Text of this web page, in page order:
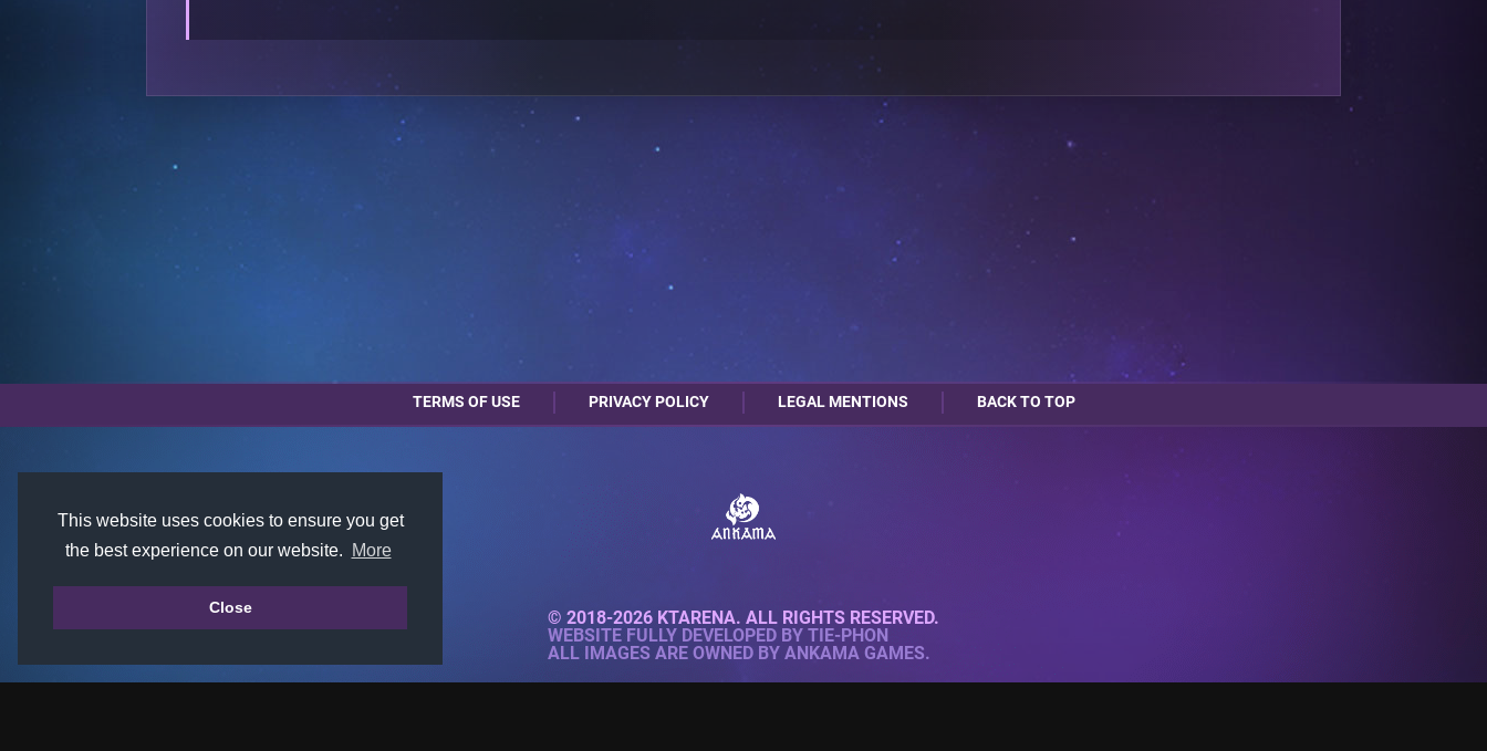
This website uses cookies to ensure you get
the best experience on our website.
More
Close
TERMS OF USE PRIVACY POLICY LEGAL MENTIONS BACK TO TOP
© 2018-2026 KTARENA. ALL RIGHTS RESERVED.
WEBSITE FULLY DEVELOPED BY TIE-PHON
ALL IMAGES ARE OWNED BY ANKAMA GAMES.